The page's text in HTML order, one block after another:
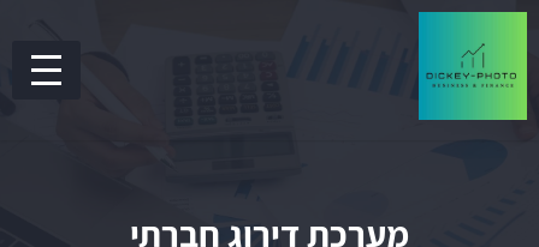
מערכת דירוג חברתי